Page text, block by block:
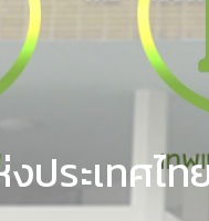
ประเทศไ